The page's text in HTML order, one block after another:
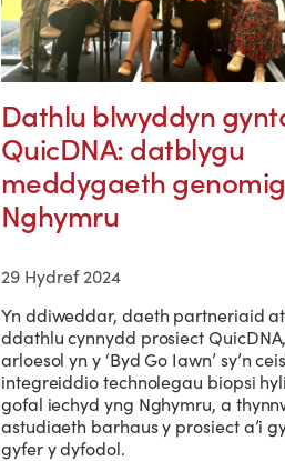
Dathlu blwyddyn
QuicDNA: datblygu
meddygaeth
Nghymru
29 Hydref 2024
Yn ddiweddar, daeth partneriaid
ddathlu cynnydd prosiect
arloesol yn y ‘Byd Go Iawn’ sy’n
integreiddio technolegau biopsi
gofal iechyd yng Nghymru, a
astudiaeth barhaus y prosiect a’i
gyfer y dyfodol.